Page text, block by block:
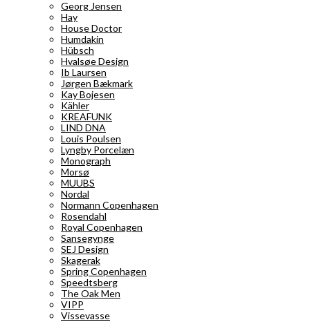
Georg Jensen
Hay
House Doctor
Humdakin
Hübsch
Hvalsøe Design
Ib Laursen
Jørgen Bækmark
Kay Bojesen
Kähler
KREAFUNK
LIND DNA
Louis Poulsen
Lyngby Porcelæn
Monograph
Morsø
MUUBS
Nordal
Normann Copenhagen
Rosendahl
Royal Copenhagen
Sansegynge
SEJ Design
Skagerak
Spring Copenhagen
Speedtsberg
The Oak Men
VIPP
Vissevasse